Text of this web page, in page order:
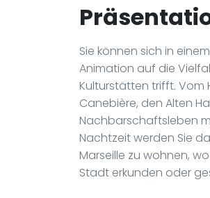
Sie können sich in
Animation auf die
Kulturstätten trifft. Vom
Canebière, den Alten
Nachbarschaftsleben
Nachtzeit werden Sie
Marseille zu wohnen,
Stadt erkunden oder